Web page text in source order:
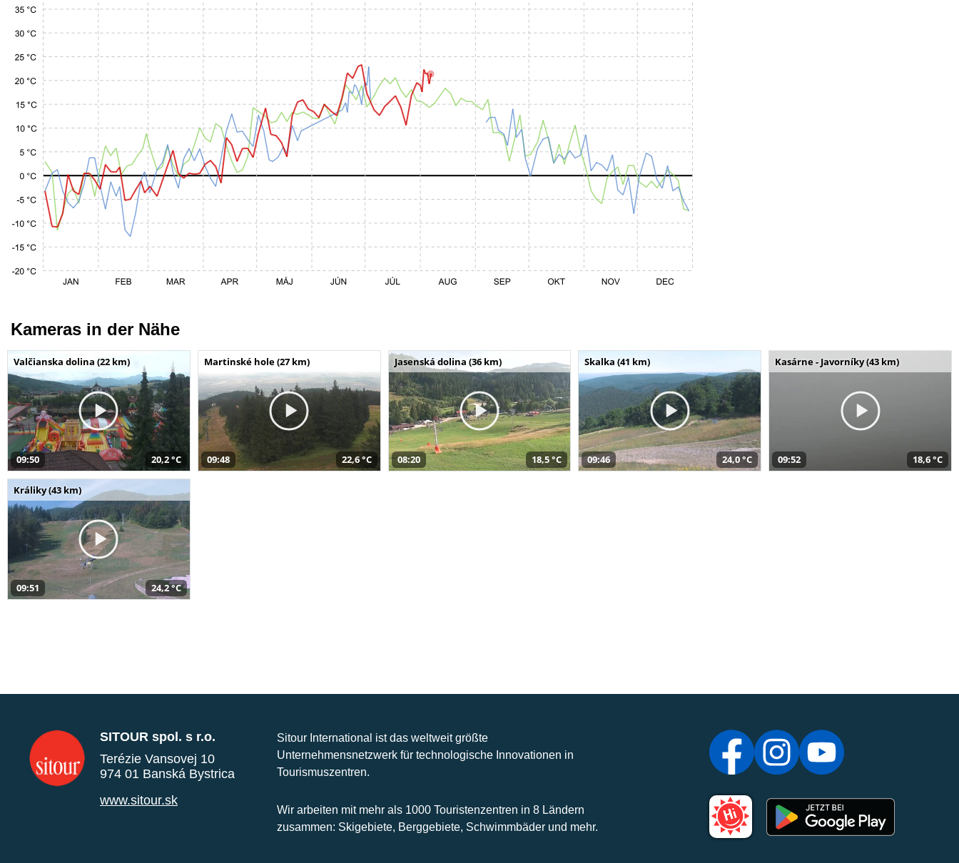
Kameras in der Nähe
Valčianska dolina (22 km)
09:50 20,2 °C
Martinské hole (27 km)
09:48 22,6 °C
Jasenská dolina (36 km)
08:20 18,5 °C
Skalka (41 km)
09:46 24,0 °C
Kasárne - Javorníky (43 km)
09:52 18,6 °C
Králiky (43 km)
09:51 24,2 °C
SITOUR spol. s r.o.
Terézie Vansovej 10
974 01 Banská Bystrica
www.sitour.sk
Sitour International ist das weltweit größte
Unternehmensnetzwerk für technologische Innovationen in
Tourismuszentren.
Wir arbeiten mit mehr als 1000 Touristenzentren in 8 Ländern
zusammen: Skigebiete, Berggebiete, Schwimmbäder und mehr.